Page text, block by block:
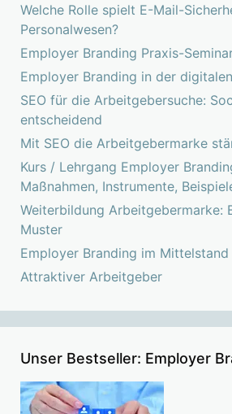
Welche Rolle spielt E-Mail-
Personalwesen?
Employer Branding Praxis-
Employer Branding in der
SEO für die Arbeitgebersuche:
entscheidend
Mit SEO die Arbeitgebermarke
Kurs / Lehrgang Employer
Maßnahmen, Instrumente,
Weiterbildung Arbeitgebermarke:
Muster
Employer Branding im Mittelstand
Attraktiver Arbeitgeber
Unser Bestseller: Employer